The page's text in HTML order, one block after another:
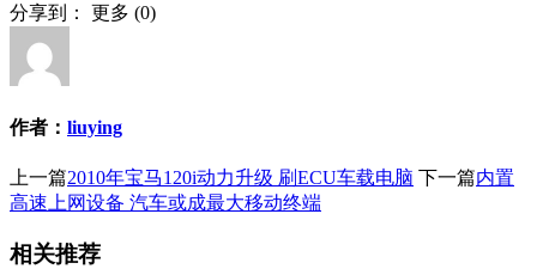
分享到： 更多 (0)
作者： liuying
上一篇2010年宝马120i动力升级 刷ECU车载电脑 下一篇内置
高速上网设备 汽车或成最大移动终端
相关推荐